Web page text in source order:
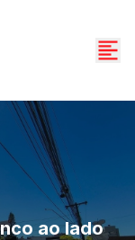
ao lado